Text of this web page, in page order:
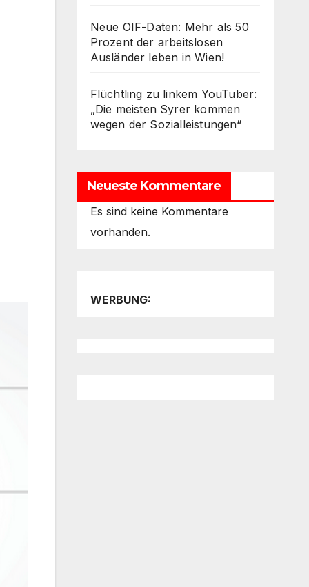
Neue ÖIF-Daten: Mehr als 50
Prozent der arbeitslosen
Ausländer leben in Wien!
Flüchtling zu linkem YouTuber:
„Die meisten Syrer kommen
wegen der Sozialleistungen“
Neueste Kommentare
Es sind keine Kommentare
vorhanden.
WERBUNG: